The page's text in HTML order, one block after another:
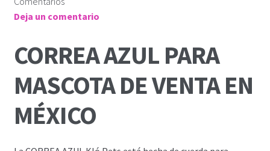
Deja un comentario
CORREA AZUL PARA
MASCOTA DE VENTA EN
MÉXICO